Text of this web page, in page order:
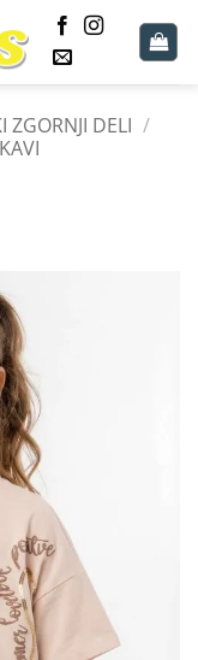
ZGORNJI DELI /